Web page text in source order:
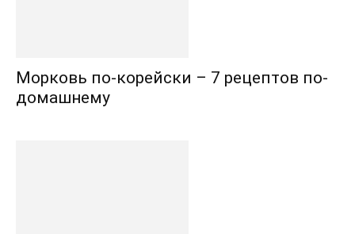
Морковь по-корейски – 7 рецептов по-
домашнему